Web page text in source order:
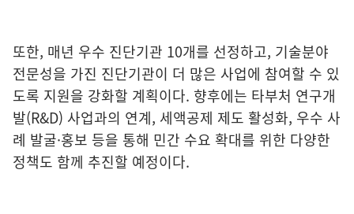
또한, 매년 우수 진단기관 10개를 선정하고, 기술분야
전문성을 가진 진단기관이 더 많은 사업에 참여할 수 있
도록 지원을 강화할 계획이다. 향후에는 타부처 연구개
발(R&D) 사업과의 연계, 세액공제 제도 활성화, 우수 사
례 발굴·홍보 등을 통해 민간 수요 확대를 위한 다양한
정책도 함께 추진할 예정이다.